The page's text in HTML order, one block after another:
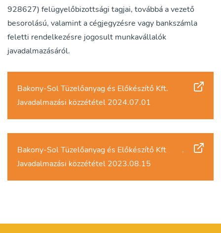
928627) felügyelőbizottsági tagjai, továbbá a vezető
besorolású, valamint a cégjegyzésre vagy bankszámla
feletti rendelkezésre jogosult munkavállalók
javadalmazásáról.
Bakony-Sol Tüzelőanyag és Előkészítő Kft.
Javadalmazási közzététel 2024.07.01
Bakony-Sol Tüzelőanyag és Előkészítő Kft
Javadalmazási közzététel 2023.08.15
.